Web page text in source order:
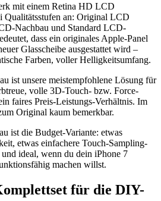
mit einem Retina HD LCD
Qualitätsstufen an: Original LCD
Nachbau und Standard LCD-
dass ein originales Apple-Panel
Glasscheibe ausgestattet wird –
Farben, voller Helligkeitsumfang.
ist unsere meistempfohlene Lösung für
volle 3D-Touch- bzw. Force-
faires Preis-Leistungs-Verhältnis. Im
Original kaum bemerkbar.
ist die Budget-Variante: etwas
etwas einfachere Touch-Sampling-
ideal, wenn du dein iPhone 7
machen willst.
für die DIY-